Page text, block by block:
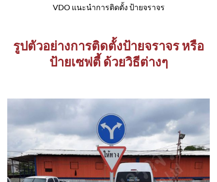
VDO แนะนำการติดตั้ง ป้ายจราจร
รูปตัวอย่างการติดตั้งป้ายจราจร หรือ
ป้ายเซฟตี้ ด้วยวิธีต่างๆ